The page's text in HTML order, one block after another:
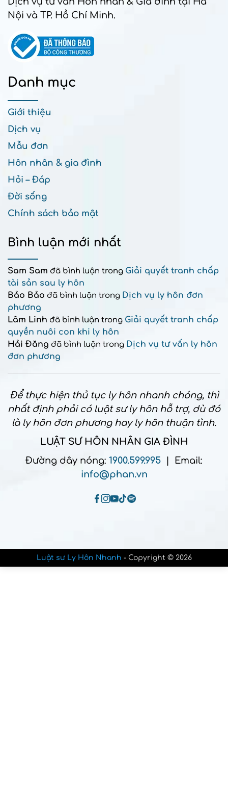
Nội và TP. Hồ Chí Minh.
Danh mục
Giới thiệu
Dịch vụ
Mẫu đơn
Hôn nhân & gia đình
Hỏi – Đáp
Đời sống
Chính sách bảo mật
Bình luận mới nhất
Sam Sam đã bình luận trong Giải quyết tranh chấp
tài sản sau ly hôn
Bảo Bảo đã bình luận trong Dịch vụ ly hôn đơn
phương
Lâm Linh đã bình luận trong Giải quyết tranh chấp
quyền nuôi con khi ly hôn
Hải Đăng đã bình luận trong Dịch vụ tư vấn ly hôn
đơn phương
Để thực hiện thủ tục ly hôn nhanh chóng, thì
nhất định phải có luật sư ly hôn hỗ trợ, dù đó
là ly hôn đơn phương hay ly hôn thuận tình.
LUẬT SƯ HÔN NHÂN GIA ĐÌNH
Đường dây nóng: 1900.599.995 | Email:
info@phan.vn
Luật sư Ly Hôn Nhanh - Copyright © 2026